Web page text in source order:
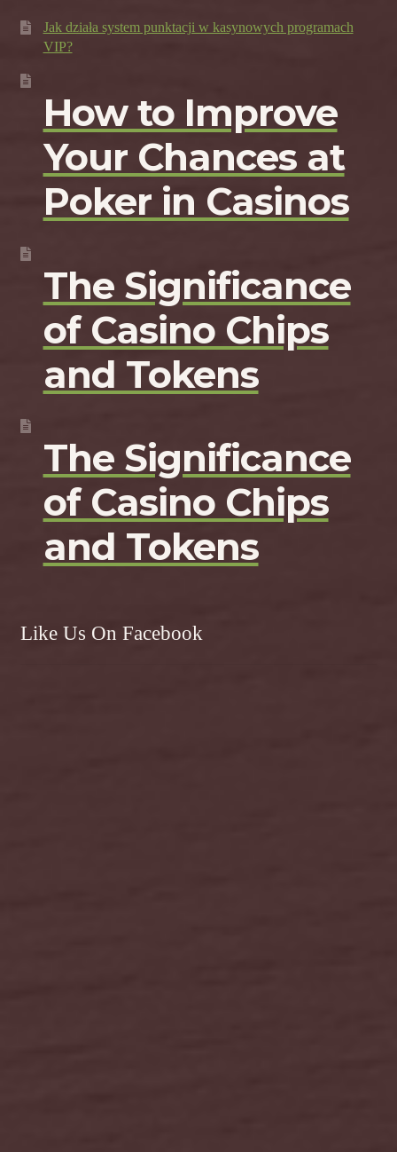
Jak działa system punktacji w kasynowych programach
VIP?
How to Improve
Your Chances at
Poker in Casinos
The Significance
of Casino Chips
and Tokens
The Significance
of Casino Chips
and Tokens
Like Us On Facebook